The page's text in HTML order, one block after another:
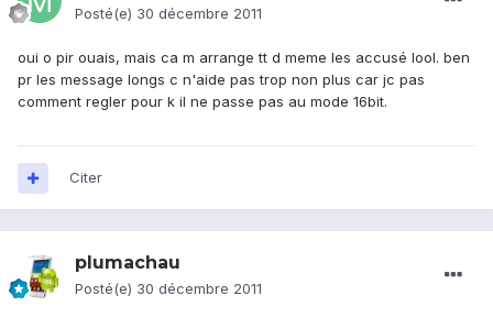
Posté(e) 30 décembre 2011
oui o pir ouais, mais ca m arrange tt d meme les accusé lool. ben
pr les message longs c n'aide pas trop non plus car jc pas
comment regler pour k il ne passe pas au mode 16bit.
Citer
plumachau
Posté(e) 30 décembre 2011